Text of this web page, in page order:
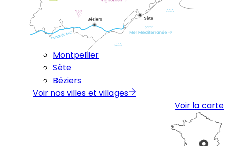
Montpellier
Sète
Béziers
Voir nos villes et villages
Voir la carte